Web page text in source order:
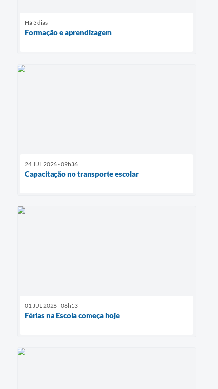
Há 3 dias
Formação e aprendizagem
24 JUL 2026 - 09h36
Capacitação no transporte escolar
01 JUL 2026 - 06h13
Férias na Escola começa hoje